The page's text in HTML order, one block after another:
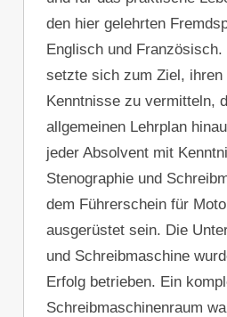
den hier gelehrten
Englisch und
setzte sich zum Ziel, ihren
Kenntnisse zu vermitteln,
allgemeinen Lehrplan
jeder Absolvent mit
Stenographie und
dem Führerschein für
ausgerüstet sein. Die
und Schreibmaschine
Erfolg betrieben. Ein
Schreibmaschinenraum